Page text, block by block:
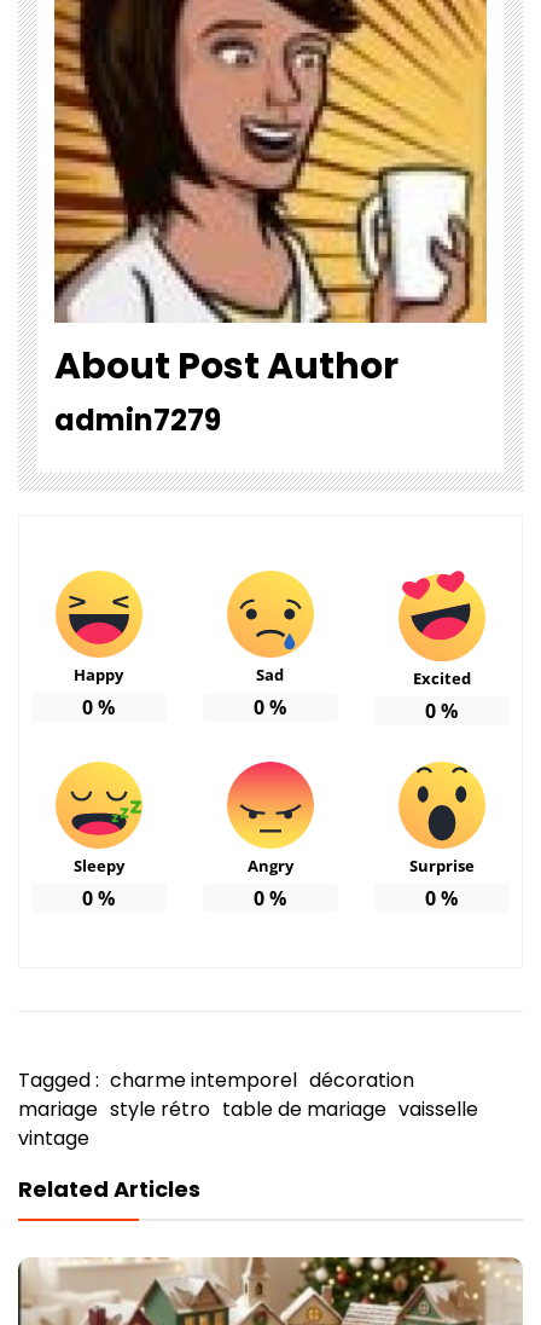
About Post Author
admin7279
Happy
0%
Sad
0%
Excited
0%
Sleepy
0%
Angry
0%
Surprise
0%
Tagged : charme intemporel décoration
mariage style rétro table de mariage vaisselle
vintage
Related Articles